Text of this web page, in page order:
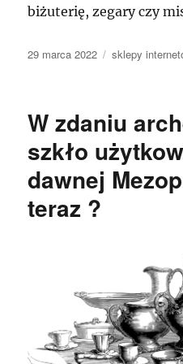
biżuterię, zegary czy
Data
29 marca 2022 Kategorie
sklepy
W zdaniu
szkło
dawnej
teraz ?